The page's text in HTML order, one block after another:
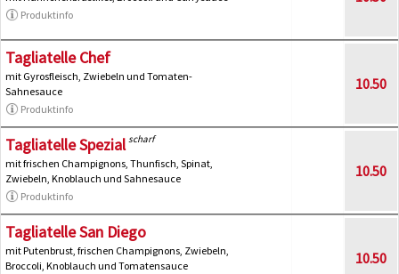
Produktinfo
Tagliatelle Chef
mit Gyrosfleisch, Zwiebeln und Tomaten-
Sahnesauce
Produktinfo
10.50
Tagliatelle Spezial scharf
mit frischen Champignons, Thunfisch, Spinat,
Zwiebeln, Knoblauch und Sahnesauce
Produktinfo
10.50
Tagliatelle San Diego
mit Putenbrust, frischen Champignons, Zwiebeln,
Broccoli, Knoblauch und Tomatensauce
10.50